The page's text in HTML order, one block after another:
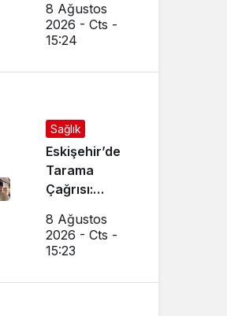
Birliği
Toplantısı
8 Ağustos
2026 - Cts -
15:24
Sağlık
Eskişehir’de
Tarama
Çağrısı:
Görüştü
8 Ağustos
2026 - Cts -
15:23